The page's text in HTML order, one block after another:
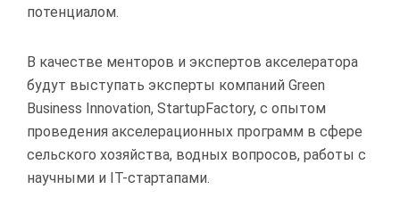
потенциалом.
В качестве менторов и экспертов акселератора
будут выступать эксперты компаний Green
Business Innovation, StartupFactory, с опытом
проведения акселерационных программ в сфере
сельского хозяйства, водных вопросов, работы с
научными и IT-стартапами.